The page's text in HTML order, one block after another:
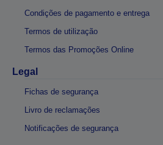
Condições de pagamento e entrega
Termos de utilização
Termos das Promoções Online
Legal
Fichas de segurança
Livro de reclamações
Notificações de segurança